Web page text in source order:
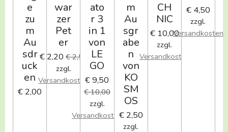
e
zu
m
Au
sdr
uck
en
€ 2,00
war
zer
Pet
er
€ 2,20 € 2,50
zzgl.
Versandkosten
ato
r 3
in 1
von
LE
GO
€ 9,50
€ 10,00
zzgl.
Versandkosten
m
Au
sgr
abe
n
von
KO
SM
OS
€ 2,50
zzgl.
CH
NIC
€ 10,00
zzgl.
Versandkosten
€ 4,50
zzgl.
Versandkosten